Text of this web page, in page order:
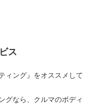
ス
ィング』をオススメして
グなら、クルマのボディ